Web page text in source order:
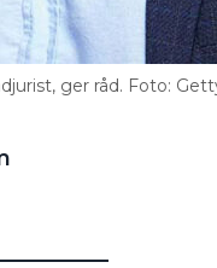
ger råd. Foto: